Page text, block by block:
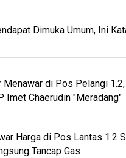
Dimuka Umum, Ini
Menawar di Pos Pelangi
Imet Chaerudin "Meradang"
Harga di Pos Lantas 1.2
Tancap Gas